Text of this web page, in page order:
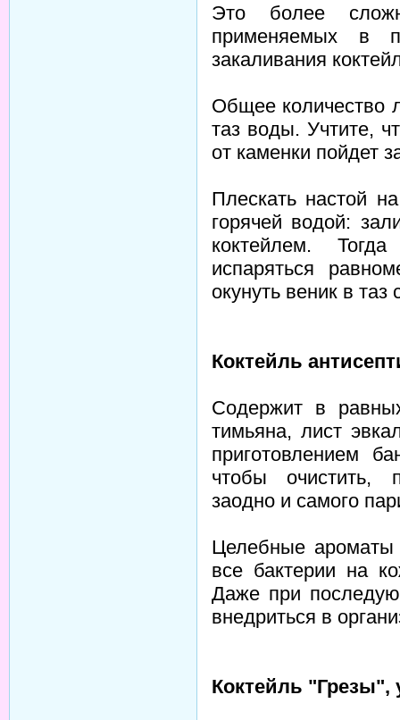
Это более
применяемых в
закаливания
Общее количество
таз воды. Учтите,
от каменки пойдет
Плескать настой
горячей водой:
коктейлем.
испаряться
окунуть веник в
Коктейль
Содержит в
тимьяна, лист
приготовлением
чтобы очистить,
заодно и самого
Целебные ароматы
все бактерии на
Даже при
внедриться в
Коктейль